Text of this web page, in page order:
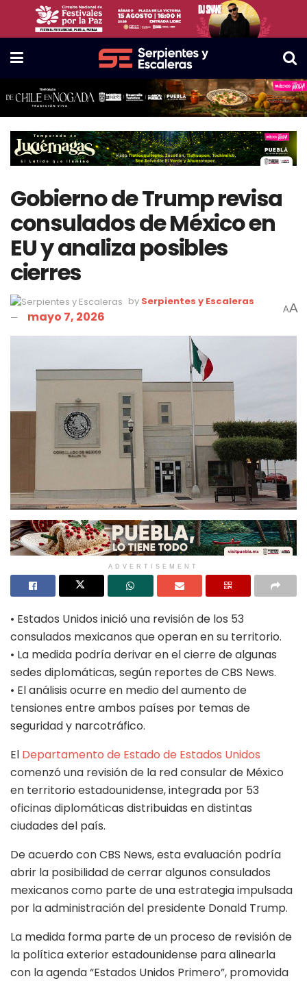
Gobierno de Trump revisa
consulados de México en
EU y analiza posibles
cierres
by Serpientes y Escaleras
mayo 7, 2026 AA
ADVERTISEMENT
• Estados Unidos inició una revisión de los 53
consulados mexicanos que operan en su territorio.
• La medida podría derivar en el cierre de algunas
sedes diplomáticas, según reportes de CBS News.
• El análisis ocurre en medio del aumento de
tensiones entre ambos países por temas de
seguridad y narcotráfico.
El Departamento de Estado de Estados Unidos
comenzó una revisión de la red consular de México
en territorio estadounidense, integrada por 53
oficinas diplomáticas distribuidas en distintas
ciudades del país.
De acuerdo con CBS News, esta evaluación podría
abrir la posibilidad de cerrar algunos consulados
mexicanos como parte de una estrategia impulsada
por la administración del presidente Donald Trump.
La medida forma parte de un proceso de revisión de
la política exterior estadounidense para alinearla
con la agenda “Estados Unidos Primero”, promovida